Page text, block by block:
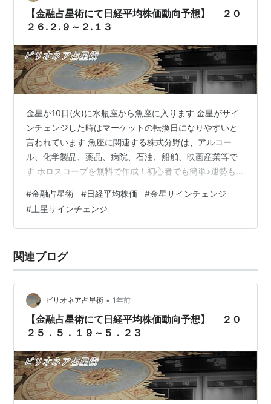
【金融占星術にて日経平均株価動向予想】 ２０
２６.２.９～２.１３
金星が10日(火)に水瓶座から魚座に入ります 金星がサイ
ンチェンジした時はマーケットの転換日になりやすいと
言われています 魚座に関連する株式分野は、アルコー
ル、化学製品、薬品、病院、石油、船舶、映画産業等で
す ホロスコープを無料で作成！初心者でも簡単♪運勢も診
ンジ 再び土星と海王星が牡羊座でコンジャンクション
(合)します 狂信的な人々の熱に巻き込まれることのない
ように・・・ ただ、そういう激しい熱量でもってでない
かもしれません 尚、天体の相場への影響は前後３営業日
と言われています。投資…
#金融占星術 #日経平均株価 #金星サインチェンジ
#土星サインチェンジ
関連ブログ
ビリオネア占星術 • 1年前
【金融占星術にて日経平均株価動向予想】 ２０
２５．５．１９～５．２３